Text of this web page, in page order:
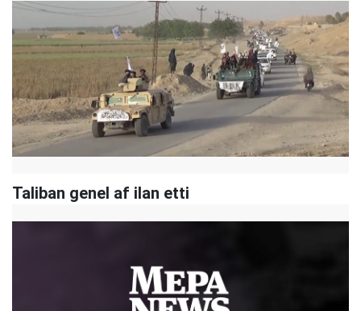
Taliban genel af ilan etti